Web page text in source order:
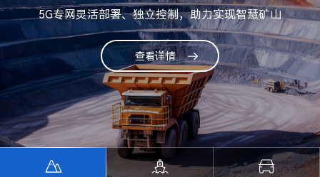
5G专网灵活部署、独立控制，助力实现智慧矿山
查看详情